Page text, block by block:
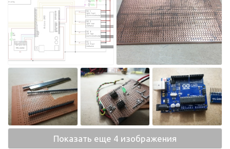
Показать еще 4 изображения